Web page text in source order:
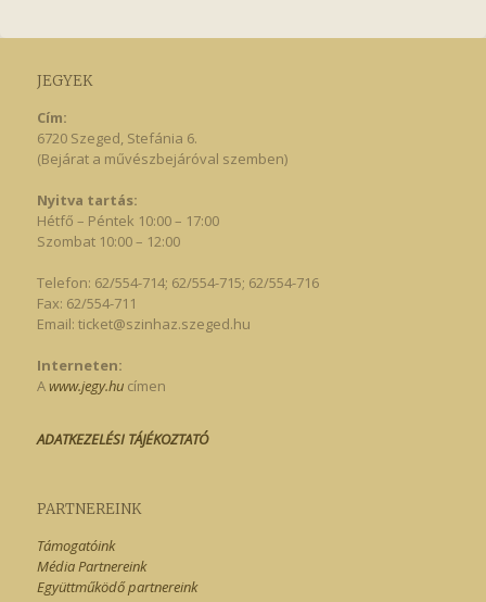
JEGYEK
Cím:
6720 Szeged, Stefánia 6.
(Bejárat a művészbejáróval szemben)
Nyitva tartás:
Hétfő – Péntek 10:00 – 17:00
Szombat 10:00 – 12:00
Telefon: 62/554-714; 62/554-715; 62/554-716
Fax: 62/554-711
Email: ticket@szinhaz.szeged.hu
Interneten:
Awww.jegy.hucímen
ADATKEZELÉSI TÁJÉKOZTATÓ
PARTNEREINK
Támogatóink
Média Partnereink
Együttműködő partnereink